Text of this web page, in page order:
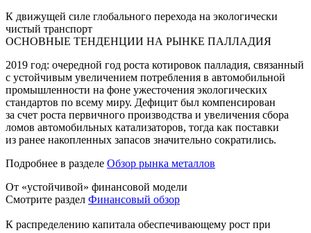
К движущей силе глобального перехода на экологически
чистый транспорт
ОСНОВНЫЕ ТЕНДЕНЦИИ НА РЫНКЕ ПАЛЛАДИЯ
2019 год: очередной год роста котировок палладия, связанный
с устойчивым увеличением потребления в автомобильной
промышленности на фоне ужесточения экологических
стандартов по всему миру. Дефицит был компенсирован
за счет роста первичного производства и увеличения сбора
ломов автомобильных катализаторов, тогда как поставки
из ранее накопленных запасов значительно сократились.
Подробнее в разделе Обзор рынка металлов
От «устойчивой» финансовой модели
Смотрите раздел Финансовый обзор
К распределению капитала обеспечивающему рост при